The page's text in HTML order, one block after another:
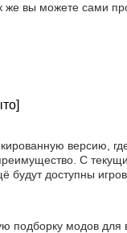
вы можете сами
версию,
С
будут доступны
модов для